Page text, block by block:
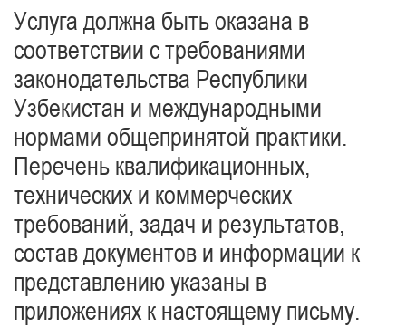
Услуга должна быть оказана в
соответствии с требованиями
законодательства Республики
Узбекистан и международными
нормами общепринятой практики.
Перечень квалификационных,
технических и коммерческих
требований, задач и результатов,
состав документов и информации к
представлению указаны в
приложениях к настоящему письму.